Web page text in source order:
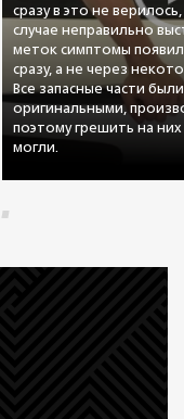
сразу в это не верилось,
случае неправильно
меток симптомы
сразу, а не через
Все запасные части
оригинальными,
поэтому грешить на
могли.